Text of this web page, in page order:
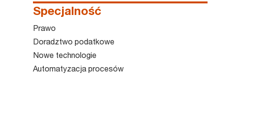
Specjalność
Prawo
Doradztwo podatkowe
Nowe technologie
Automatyzacja procesów